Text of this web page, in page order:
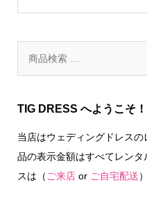
TIG DRESS へようこそ！
当店はウェディングドレス
品の表示金額はすべてレン
スは（ ご来店or ご自宅配送